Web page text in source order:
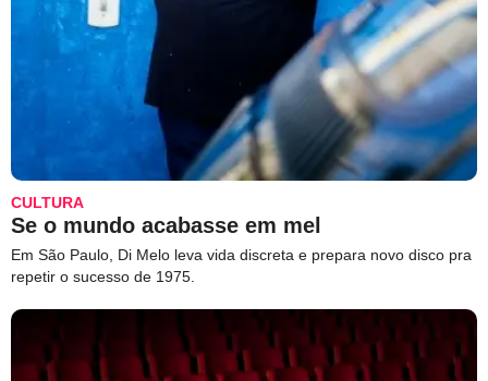
CULTURA
Se o mundo acabasse em mel
Em São Paulo, Di Melo leva vida discreta e prepara novo disco pra
repetir o sucesso de 1975.